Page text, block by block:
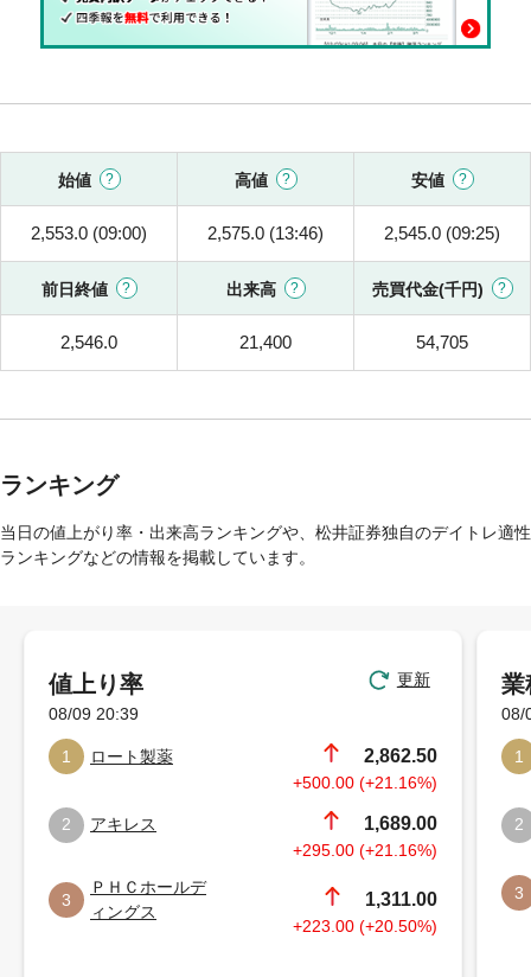
始値 高値 安値
2,553.0 (09:00) 2,575.0 (13:46) 2,545.0 (09:25)
前日終値 出来高 売買代金(千円)
2,546.0 21,400 54,705
ランキング
当日の値上がり率・出来高ランキングや、松井証券独自のデイトレ適性
ランキングなどの情報を掲載しています。